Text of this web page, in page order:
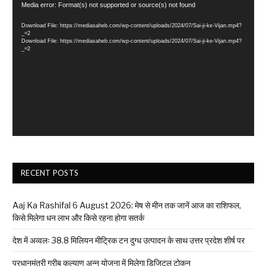
Video
Media error: Format(s) not supported or source(s) not found
Download File: https://mediasaheb.com/wp-content/uploads/2024/07/Sai-ji-ke-Vijan.mp4?
_=2
Download File: https://mediasaheb.com/wp-content/uploads/2024/07/Sai-ji-ke-Vijan.mp4?
_=2
RECENT POSTS
Aaj Ka Rashifal 6 August 2026: मेष से मीन तक जानें आज का राशिफल,
किसे मिलेगा धन लाभ और किसे रहना होगा सतर्क
देश में अव्वलः 38.8 मिलियन मीट्रिक टन दुग्ध उत्पादन के साथ उत्तर प्रदेश शीर्ष पर
प्रधानमंत्री गरीब कल्याण अन्न योजना में मिलेगा डिजिटल टोकन